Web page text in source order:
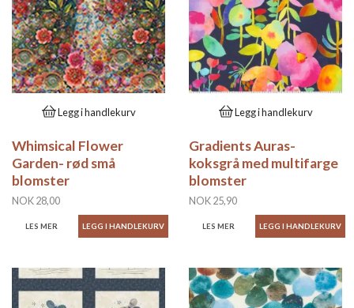
Legg i handlekurv
Whimsical Flower
Garden- rød små
blomster
NOK 28,00
LES MER
Legg i handlekurv
Gradients Auras-
koksgrå med multifarge
blomster
NOK 25,90
LES MER